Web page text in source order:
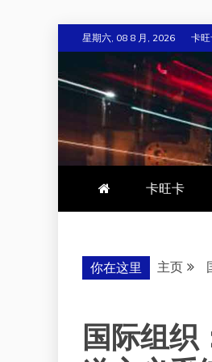
至
内
星期六, 08 8 月, 2026 卡
卡旺卡
你在这里 主页
国际组